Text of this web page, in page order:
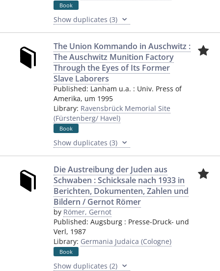
Book
Show duplicates (3)
The Union Kommando in Auschwitz :
The Auschwitz Munition Factory
Through the Eyes of Its Former
Slave Laborers
Published: Lanham u.a. : Univ. Press of
Amerika, um 1995
Library: Ravensbrück Memorial Site
(Fürstenberg/ Havel)
Book
Show duplicates (3)
Die Austreibung der Juden aus
Schwaben : Schicksale nach 1933 in
Berichten, Dokumenten, Zahlen und
Bildern / Gernot Römer
by Römer, Gernot
Published: Augsburg : Presse-Druck- und
Verl, 1987
Library: Germania Judaica (Cologne)
Book
Show duplicates (2)